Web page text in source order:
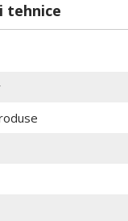
tehnice